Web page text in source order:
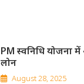
PM स्वनिधि योजना
लोन
August 28, 2025